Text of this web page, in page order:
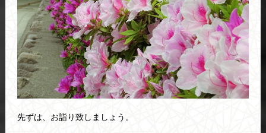
先ずは、お詣り致しましょう。